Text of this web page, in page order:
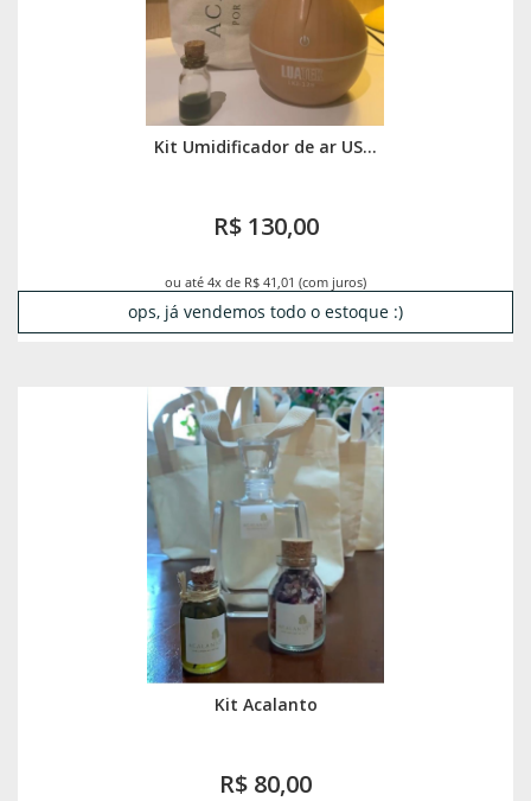
Kit Umidificador de ar US...
R$ 130,00
ou até 4x de R$ 41,01 (com juros)
ops, já vendemos todo o estoque :)
Kit Acalanto
R$ 80,00